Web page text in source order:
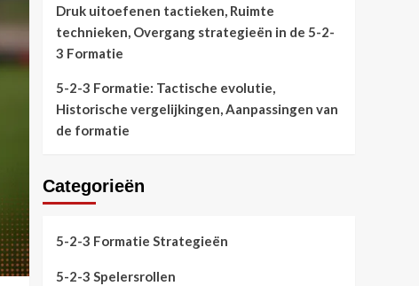
Druk uitoefenen tactieken, Ruimte
technieken, Overgang strategieën in de 5-2-
3 Formatie
5-2-3 Formatie: Tactische evolutie,
Historische vergelijkingen, Aanpassingen van
de formatie
Categorieën
5-2-3 Formatie Strategieën
5-2-3 Spelersrollen